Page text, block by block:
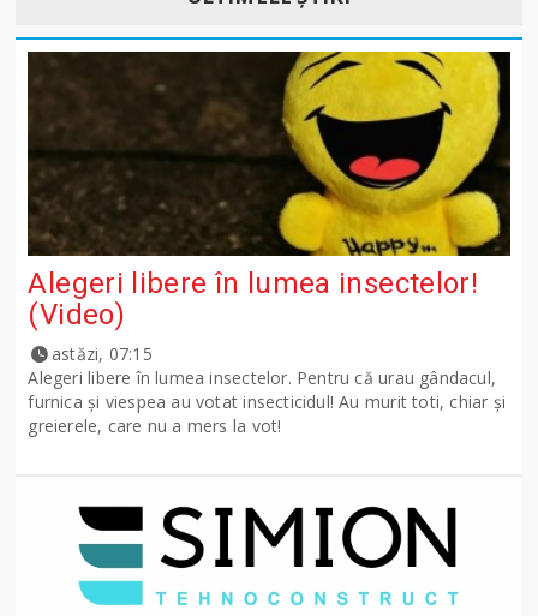
Alegeri libere în lumea insectelor!
(Video)
astăzi, 07:15
Alegeri libere în lumea insectelor. Pentru că urau gândacul,
furnica și viespea au votat insecticidul! Au murit toti, chiar și
greierele, care nu a mers la vot!